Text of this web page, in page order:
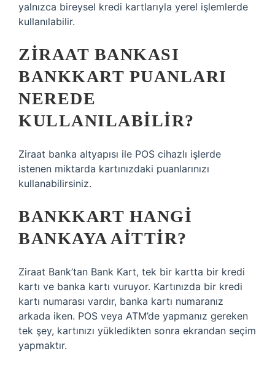
yalnızca bireysel kredi kartlarıyla yerel işlemlerde
kullanılabilir.
ZIRAAT BANKASI
BANKKART PUANLARI
NEREDE
KULLANILABILIR?
Ziraat banka altyapısı ile POS cihazlı işlerde
istenen miktarda kartınızdaki puanlarınızı
kullanabilirsiniz.
BANKKART HANGI
BANKAYA AITTIR?
Ziraat Bank’tan Bank Kart, tek bir kartta bir kredi
kartı ve banka kartı vuruyor. Kartınızda bir kredi
kartı numarası vardır, banka kartı numaranız
arkada iken. POS veya ATM’de yapmanız gereken
tek şey, kartınızı yükledikten sonra ekrandan seçim
yapmaktır.